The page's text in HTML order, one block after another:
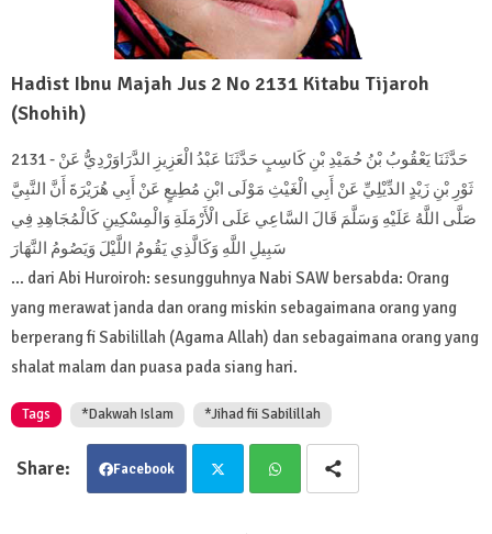
Hadist Ibnu Majah Jus 2 No 2131 Kitabu Tijaroh
(Shohih)
2131 - حَدَّثَنَا يَعْقُوبُ بْنُ حُمَيْدِ بْنِ كَاسِبٍ حَدَّثَنَا عَبْدُ الْعَزِيزِ الدَّرَاوَرْدِيُّ عَنْ
ثَوْرِ بْنِ زَيْدٍ الدِّيْلِيِّ عَنْ أَبِي الْغَيْثِ مَوْلَى ابْنِ مُطِيعٍ عَنْ أَبِي هُرَيْرَةَ أَنَّ النَّبِيَّ
صَلَّى اللَّهُ عَلَيْهِ وَسَلَّمَ قَالَ السَّاعِي عَلَى الْأَرْمَلَةِ وَالْمِسْكِينِ كَالْمُجَاهِدِ فِي
سَبِيلِ اللَّهِ وَكَالَّذِي يَقُومُ اللَّيْلَ وَيَصُومُ النَّهَارَ
… dari Abi Huroiroh: sesungguhnya Nabi SAW bersabda: Orang
yang merawat janda dan orang miskin sebagaimana orang yang
berperang fi Sabilillah (Agama Allah) dan sebagaimana orang yang
shalat malam dan puasa pada siang hari.
Tags *Dakwah Islam *Jihad fii Sabilillah
Facebook